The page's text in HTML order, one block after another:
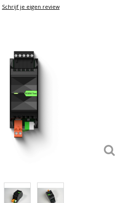
Schrijf je eigen review